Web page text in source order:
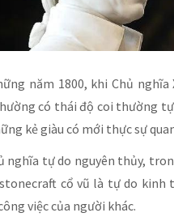
năm 1800, khi Chủ
có thái độ coi thường
kẻ giàu có mới thực sự
nghĩa tự do nguyên thủy,
cổ vũ là tự do kinh
việc của người khác.